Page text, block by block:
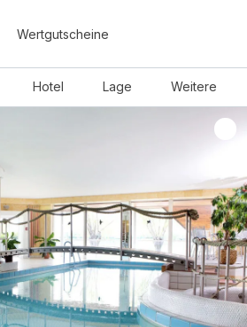
Wertgutscheine
Hotel Lage Weitere